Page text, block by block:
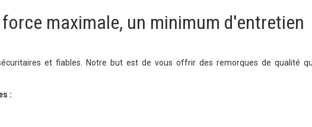
maximale, un minimum d'entretien
et fiables. Notre but est de vous offrir des remorques de qualité
: